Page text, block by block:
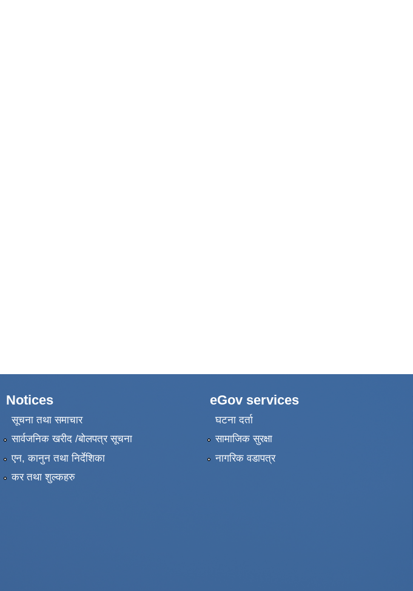
Notices
सूचना तथा समाचार
सार्वजनिक खरीद /बोलपत्र सूचना
एन, कानुन तथा निर्देशिका
कर तथा शुल्कहरु
eGov services
घटना दर्ता
सामाजिक सुरक्षा
नागरिक वडापत्र